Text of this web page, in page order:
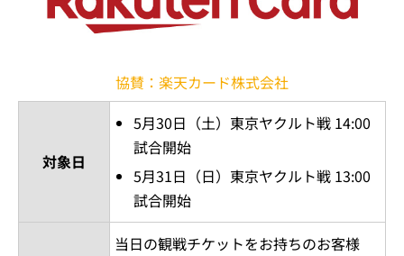
対象日
5月30日（土）東京ヤクルト戦 14:00
試合開始
5月31日（日）東京ヤクルト戦 13:00
試合開始
当日の観戦チケットをお持ちのお客様
協賛：楽天カード株式会社